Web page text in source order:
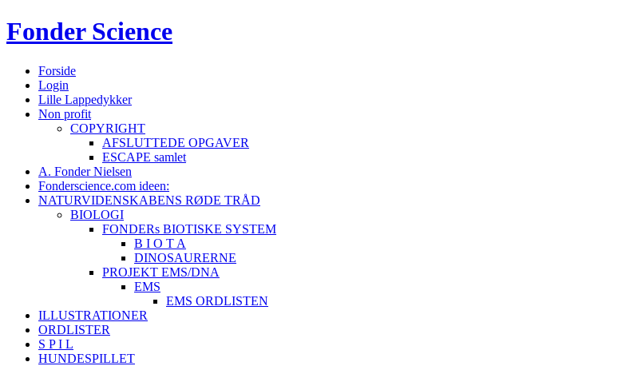
FonderScience
Forside
Login
Lille Lappedykker
Non profit
COPYRIGHT
AFSLUTTEDE OPGAVER
ESCAPE samlet
A. Fonder Nielsen
Fonderscience.com ideen:
NATURVIDENSKABENS RØDE TRÅD
BIOLOGI
FONDERs BIOTISKE SYSTEM
B I O T A
DINOSAURERNE
PROJEKT EMS/DNA
EMS
EMS ORDLISTEN
ILLUSTRATIONER
ORDLISTER
S P I L
HUNDESPILLET